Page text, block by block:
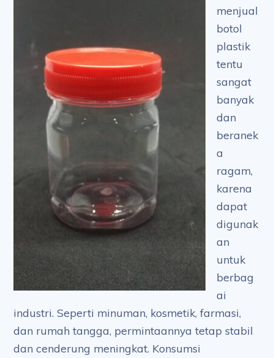
menjual
botol
plastik
tentu
sangat
banyak
dan
beranek
a
ragam,
karena
dapat
digunak
an
untuk
berbag
ai
industri. Seperti minuman, kosmetik, farmasi,
dan rumah tangga, permintaannya tetap stabil
dan cenderung meningkat. Konsumsi